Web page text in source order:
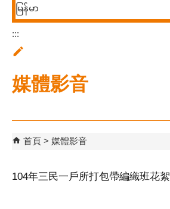
မြန်မာ
:::
媒體影音
首頁 媒體影音
104年三民一戶所打包帶編織班花絮